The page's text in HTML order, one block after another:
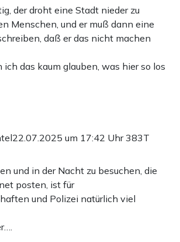
der droht eine Stadt nieder zu
Menschen, und er muß dann eine
daß er das nicht machen
das kaum glauben, was hier so los
22.07.2025 um 17:42 Uhr383T
und in der Nacht zu besuchen, die
posten, ist für
und Polizei natürlich viel